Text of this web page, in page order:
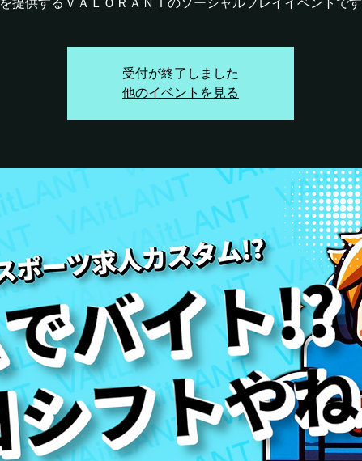
を提供するＶＡＬＯＲＡＮＴのソーシャルプレイイベントです
受付が終了しました
他のイベントを見る